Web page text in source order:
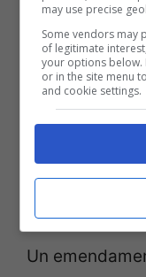
Mario Draghi (Ansa
Un
may use precise
Some vendors may
of legitimate
your options below.
or in the site menu
and cookie settings.